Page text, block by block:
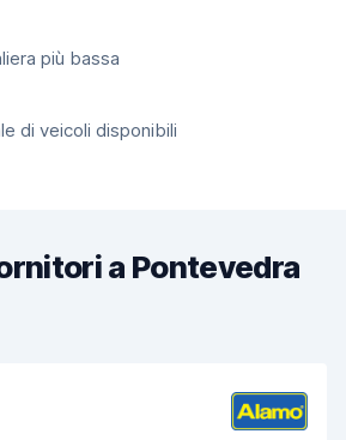
più bassa
di veicoli disponibili
a Pontevedra